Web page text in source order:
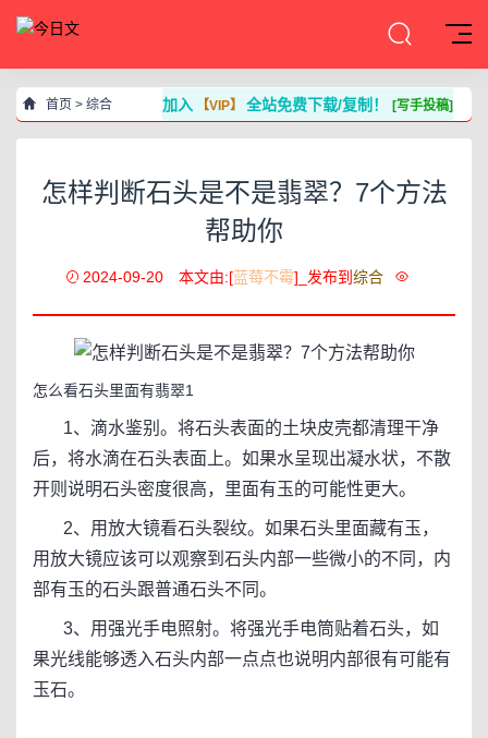
首页 > 综合 加入 【VIP】全站免费下载/复制！[写手投稿]
怎样判断石头是不是翡翠？7个方法
帮助你
2024-09-20 本文由:[蓝莓不霉]_发布到 综合
怎么看石头里面有翡翠1
1、滴水鉴别。将石头表面的土块皮壳都清理干净
后，将水滴在石头表面上。如果水呈现出凝水状，不散
开则说明石头密度很高，里面有玉的可能性更大。
2、用放大镜看石头裂纹。如果石头里面藏有玉，
用放大镜应该可以观察到石头内部一些微小的不同，内
部有玉的石头跟普通石头不同。
3、用强光手电照射。将强光手电筒贴着石头，如
果光线能够透入石头内部一点点也说明内部很有可能有
玉石。